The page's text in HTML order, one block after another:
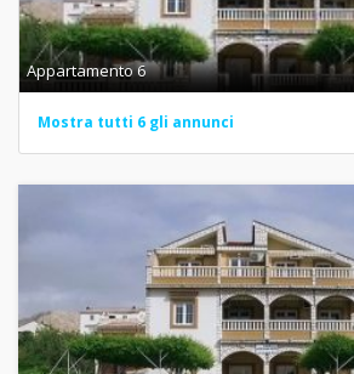
Appartamento 6
Mostra tutti 6 gli annunci